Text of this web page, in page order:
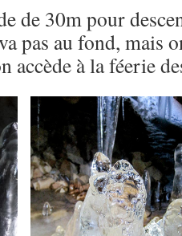
de 30m pour
pas au fond, mais
accède à la féerie